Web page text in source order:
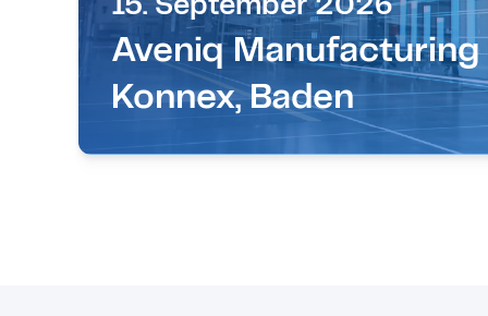
15. September 2026
Aveniq Manufacturing
Konnex, Baden